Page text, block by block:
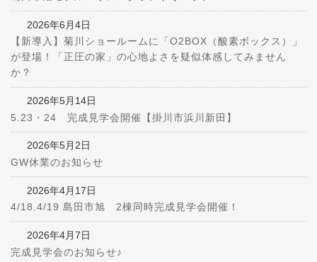
2026年6月4日
【新導入】菊川ショールームに「O2BOX（酸素ボックス）」
が登場！「正圧の家」の心地よさを疑似体感してみません
か？
2026年5月14日
5.23・24 完成見学会開催【掛川市浜川新田】
2026年5月2日
GW休業のお知らせ
2026年4月17日
4/18.4/19 島田市旭 2棟同時完成見学会開催！
2026年4月7日
完成見学会のお知らせ♪